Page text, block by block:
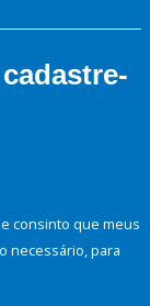
consinto que meus
necessário, para